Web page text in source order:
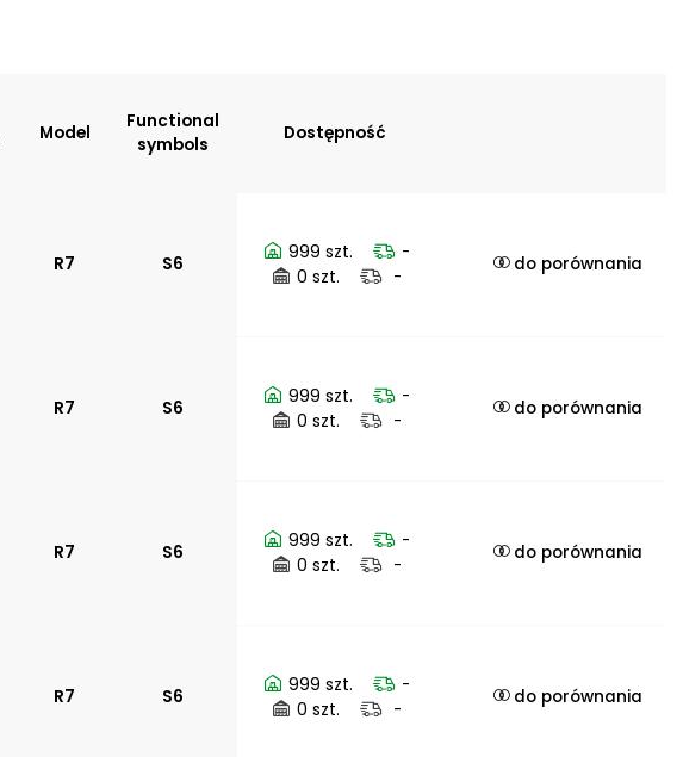
MI
R3
Rated supply voltage of
solenoids:
Model
Functional
symbols
Dostępność
R7 S6
999 szt.
-
0 szt.
-
do porównania
R7 S6
999 szt.
-
0 szt.
-
do porównania
R7 S6
999 szt.
-
0 szt.
-
do porównania
R7 S6
999 szt.
-
0 szt.
-
do porównania